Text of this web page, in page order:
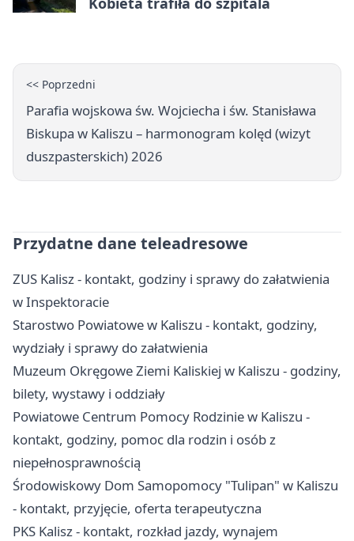
<< Poprzedni
Parafia wojskowa św. Wojciecha i św. Stanisława
Biskupa w Kaliszu – harmonogram kolęd (wizyt
duszpasterskich) 2026
Przydatne dane teleadresowe
ZUS Kalisz - kontakt, godziny i sprawy do załatwienia
w Inspektoracie
Starostwo Powiatowe w Kaliszu - kontakt, godziny,
wydziały i sprawy do załatwienia
Muzeum Okręgowe Ziemi Kaliskiej w Kaliszu - godziny,
bilety, wystawy i oddziały
Powiatowe Centrum Pomocy Rodzinie w Kaliszu -
kontakt, godziny, pomoc dla rodzin i osób z
niepełnosprawnością
Środowiskowy Dom Samopomocy "Tulipan" w Kaliszu
- kontakt, przyjęcie, oferta terapeutyczna
PKS Kalisz - kontakt, rozkład jazdy, wynajem